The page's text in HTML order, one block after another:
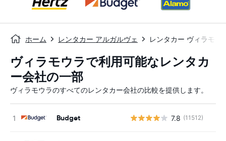
ホーム レンタカー アルガルヴェ レンタカー ヴィラモウ
ヴィラモウラで利用可能なレンタカ
ー会社の一部
ヴィラモウラのすべてのレンタカー会社の比較を提供します。
Budget 7.8 (11512)